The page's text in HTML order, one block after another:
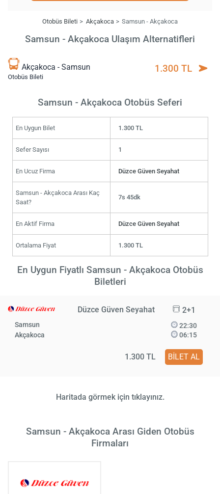
Otobüs Bileti Akçakoca Samsun - Akçakoca
Samsun - Akçakoca Ulaşım Alternatifleri
Akçakoca - Samsun
Otobüs Bileti
1.300 TL
Samsun - Akçakoca Otobüs Seferi
En Uygun Bilet 1.300 TL
Sefer Sayısı 1
En Ucuz Firma Düzce Güven Seyahat
Samsun - Akçakoca Arası Kaç
Saat?
7s 45dk
En Aktif Firma Düzce Güven Seyahat
Ortalama Fiyat 1.300 TL
En Uygun Fiyatlı Samsun - Akçakoca Otobüs
Biletleri
Düzce Güven Seyahat 2+1
Samsun
Akçakoca
22:30
06:15
1.300 TL BİLET AL
Haritada görmek için tıklayınız.
Samsun - Akçakoca Arası Giden Otobüs
Firmaları